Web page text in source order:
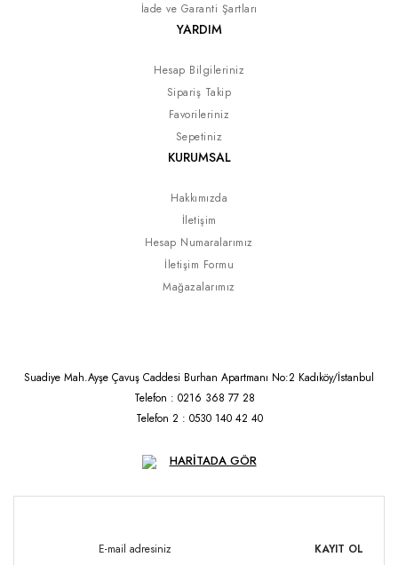
İade ve Garanti Şartları
YARDIM
Hesap Bilgileriniz
Sipariş Takip
Favorileriniz
Sepetiniz
KURUMSAL
Hakkımızda
İletişim
Hesap Numaralarımız
İletişim Formu
Mağazalarımız
Suadiye Mah.Ayşe Çavuş Caddesi Burhan Apartmanı No:2 Kadıköy/İstanbul
Telefon : 0216 368 77 28
Telefon 2 : 0530 140 42 40
HARİTADA GÖR
KAYIT OL